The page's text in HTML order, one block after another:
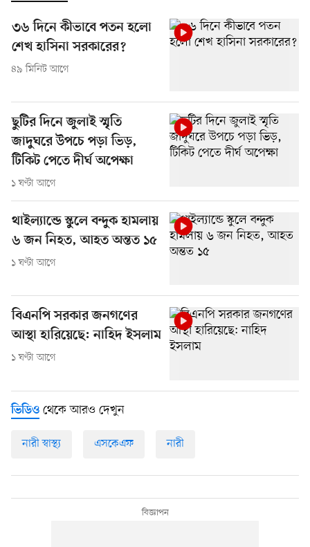
৩৬ দিনে কীভাবে পতন হলো
শেখ হাসিনা সরকারের?
৪৯ মিনিট আগে
ছুটির দিনে জুলাই স্মৃতি
জাদুঘরে উপচে পড়া ভিড়,
টিকিট পেতে দীর্ঘ অপেক্ষা
১ ঘণ্টা আগে
থাইল্যান্ডে স্কুলে বন্দুক হামলায়
৬ জন নিহত, আহত অন্তত ১৫
১ ঘণ্টা আগে
বিএনপি সরকার জনগণের
আস্থা হারিয়েছে: নাহিদ ইসলাম
১ ঘণ্টা আগে
ভিডিও থেকে আরও দেখুন
নারী স্বাস্থ্য এসকেএফ নারী